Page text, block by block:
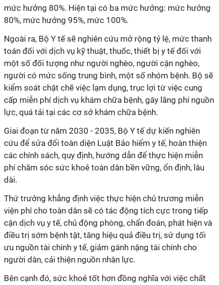
mức hưởng 80%. Hiện tại có ba mức hưởng: mức hưởng
80%, mức hưởng 95%, mức 100%.
Ngoài ra, Bộ Y tế sẽ nghiên cứu mở rộng tỷ lệ, mức thanh
toán đối với dịch vụ kỹ thuật, thuốc, thiết bị y tế đối với
một số đối tượng như người nghèo, người cận nghèo,
người có mức sống trung bình, một số nhóm bệnh. Bộ sẽ
kiểm soát chặt chẽ việc lạm dụng, trục lợi từ việc cung
cấp miễn phí dịch vụ khám chữa bệnh, gây lãng phí nguồn
lực, quá tải tại các cơ sở khám chữa bệnh.
Giai đoạn từ năm 2030 - 2035, Bộ Y tế dự kiến nghiên
cứu để sửa đổi toàn diện Luật Bảo hiểm y tế, hoàn thiện
các chính sách, quy định, hướng dẫn để thực hiện miễn
phí chăm sóc sức khoẻ toàn dân bền vững, ổn định, lâu
dài.
Thứ trưởng khẳng định việc thực hiện chủ trương miễn
viện phí cho toàn dân sẽ có tác động tích cực trong tiếp
cận dịch vụ y tế, chủ động phòng, chẩn đoán, phát hiện và
điều trị sớm bệnh tật, tăng hiệu quả điều trị, sử dụng tối
ưu nguồn tài chính y tế, giảm gánh nặng tài chính cho
người dân, cải thiện nguồn nhân lực.
Bên cạnh đó, sức khoẻ tốt hơn đồng nghĩa với việc chất